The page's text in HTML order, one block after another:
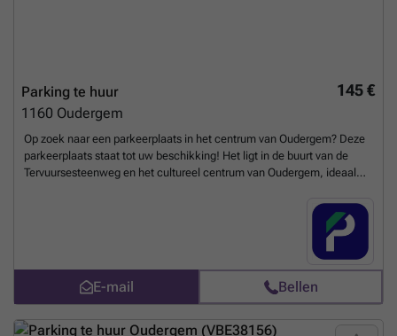
145 €
Parking te huur
1160 Oudergem
Op zoek naar een parkeerplaats in het centrum van Oudergem? Deze
parkeerplaats staat tot uw beschikking! Het ligt in de buurt van de
Tervuursesteenweg en het cultureel centrum van Oudergem, ideaal
hun werknemers. Aarzel niet en neem vandaag nog contact met ons
op! U kunt uw parkeerplaats direct boeken op de volgende link: ###
%20-%20oudergem/chaussee-de-wavre-1745-bassem-gardens-
utm_source=ubiflow&utm_medium=referral&utm_campaign=parking
_listing&utm_content=be
E-mail Bellen